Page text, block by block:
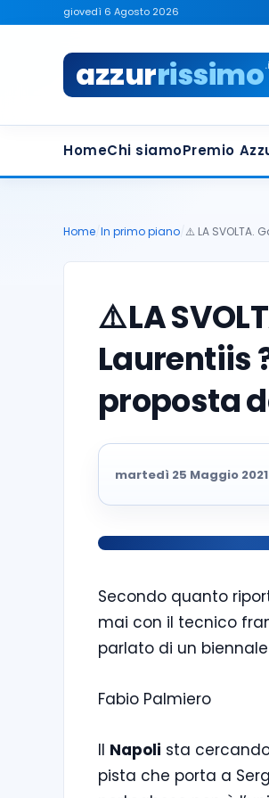
giovedì 6 Agosto 2026
azzurrissimo
HomeChi siamoPremio
Home In primo piano ⚠️ LA SVOLTA.
⚠️LA
Laurentiis
proposta
martedì 25 Maggio 2021
Secondo quanto
mai con il tecnico
parlato di un
Fabio Palmiero
Il Napoli sta
pista che porta a